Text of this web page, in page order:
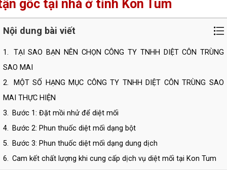
gốc tại nhà ở tỉnh Kon Tum
Nội dung bài viết
1.
TẠI SAO BẠN NÊN CHỌN CÔNG TY TNHH DIỆT CÔN TRÙNG
SAO MAI
2.
MỘT SỐ HẠNG MỤC CÔNG TY TNHH DIỆT CÔN TRÙNG SAO
MAI THỰC HIỆN
3. Bước 1: Đặt mồi nhử để diệt mối
4. Bước 2: Phun thuốc diệt mối dạng bột
5. Bước 3: Phun thuốc diệt mối dạng dung dịch
6. Cam kết chất lượng khi cung cấp dịch vụ diệt mối tại Kon Tum